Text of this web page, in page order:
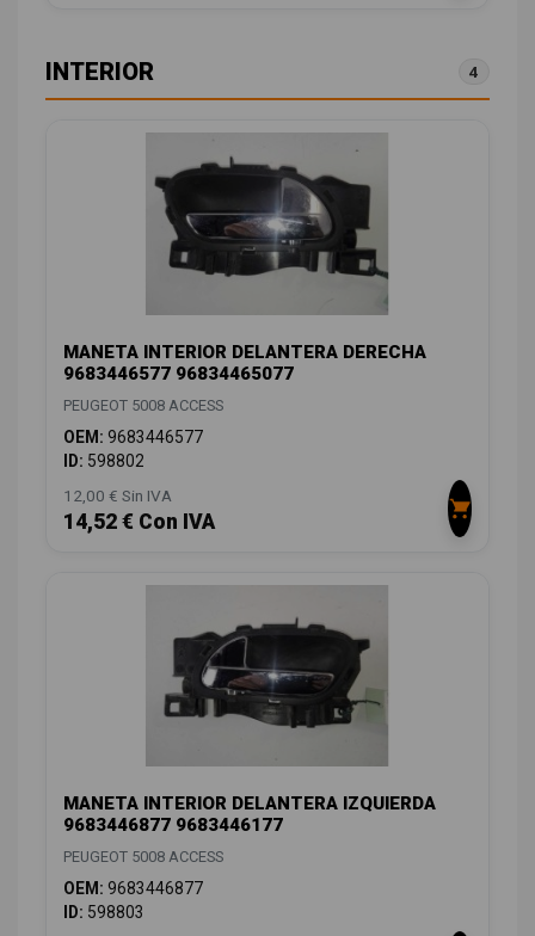
INTERIOR 4
MANETA INTERIOR DELANTERA DERECHA
9683446577 96834465077
PEUGEOT 5008 ACCESS
OEM: 9683446577
ID: 598802
12,00 € Sin IVA
14,52 € Con IVA
MANETA INTERIOR DELANTERA IZQUIERDA
9683446877 9683446177
PEUGEOT 5008 ACCESS
OEM: 9683446877
ID: 598803